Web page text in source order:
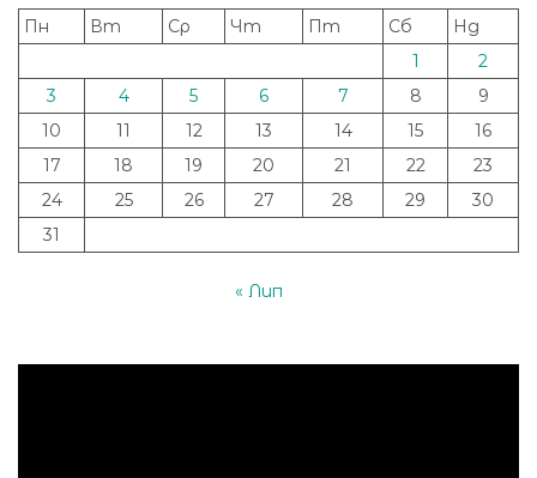
Пн
Вт Ср Чт Пт Сб
Нд
1
2
3
4 5 6 7 8
9
10
11 12 13 14 15
16
17
18 19 20 21 22
23
24
25 26 27 28 29
30
31
« Лип